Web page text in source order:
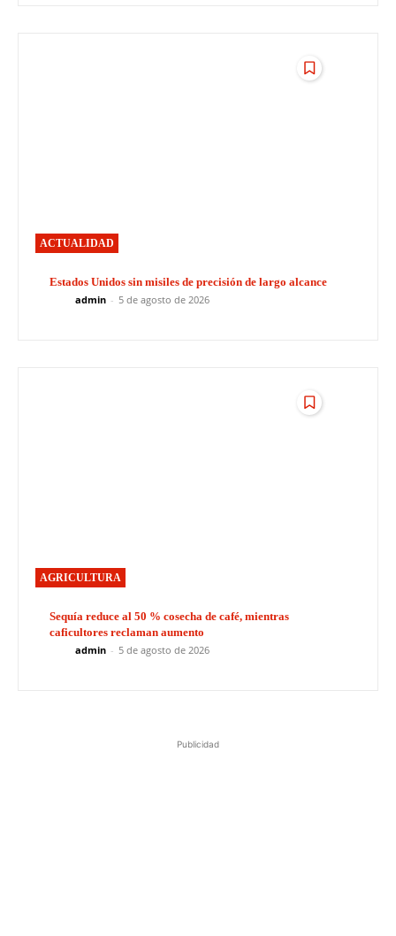
ACTUALIDAD
Estados Unidos sin misiles de precisión de largo alcance
admin - 5 de agosto de 2026
AGRICULTURA
Sequía reduce al 50 % cosecha de café, mientras
caficultores reclaman aumento
admin - 5 de agosto de 2026
Publicidad